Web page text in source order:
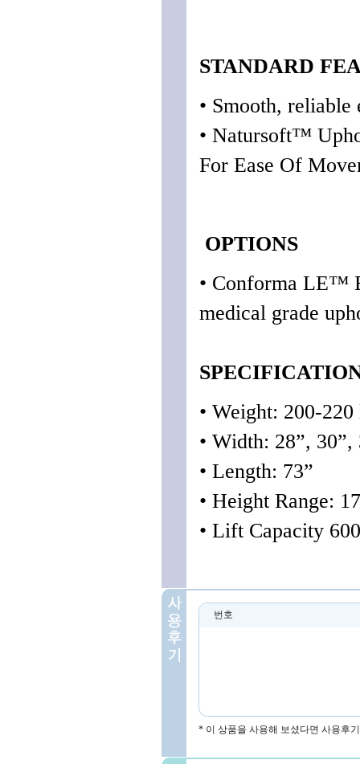
STANDARD
• Smooth,
• Natursoft™
For Ease Of
OPTIONS
• Conforma LE™
medical grade
• Weight: 200-220
• Width: 28”, 30”,
• Length: 73”
• Height Range:
• Lift Capacity
번호
* 이 상품을 사용해 보셨다면 사용후